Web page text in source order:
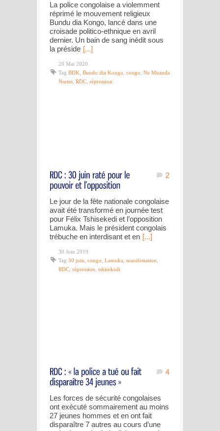
La police congolaise a violemment
réprimé le mouvement religieux
Bundu dia Kongo, lancé dans une
croisade politico-ethnique en avril
dernier. Un bain de sang inédit sous
la préside [...]
20 Mai 2020
Tag BDK Bundu dia Kongo congo Ne Muanda
Nsemi RDC répression
2
Le jour de la fête nationale congolaise
avait été transformé en journée test
pour Félix Tshisekedi et l’opposition
Lamuka. Mais le président congolais
trébuche en interdisant et en [...]
30 Juin 2019
Tag 30 juin congo Lamuka manifestation
RDC répression tshisekedi
4
Les forces de sécurité congolaises
ont exécuté sommairement au moins
27 jeunes hommes et en ont fait
disparaître 7 autres au cours d’une